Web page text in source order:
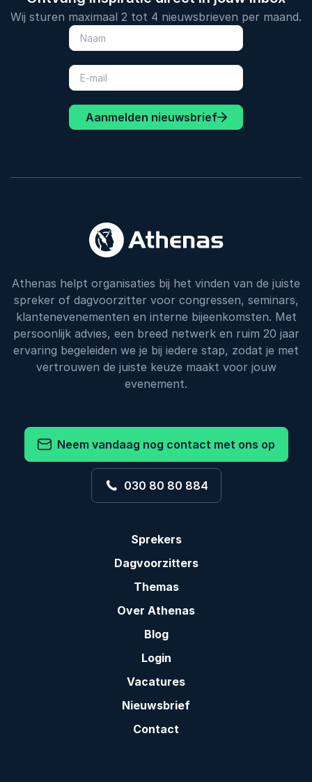
Wij sturen maximaal 2 tot 4 nieuwsbrieven per maand.
Aanmelden nieuwsbrief
Athenas helpt organisaties bij het vinden van de juiste
spreker of dagvoorzitter voor congressen, seminars,
klantenevenementen en interne bijeenkomsten. Met
persoonlijk advies, een breed netwerk en ruim 20 jaar
ervaring begeleiden we je bij iedere stap, zodat je met
vertrouwen de juiste keuze maakt voor jouw
evenement.
Neem vandaag nog contact met ons op
030 80 80 884
Sprekers
Dagvoorzitters
Themas
Over Athenas
Blog
Login
Vacatures
Nieuwsbrief
Contact